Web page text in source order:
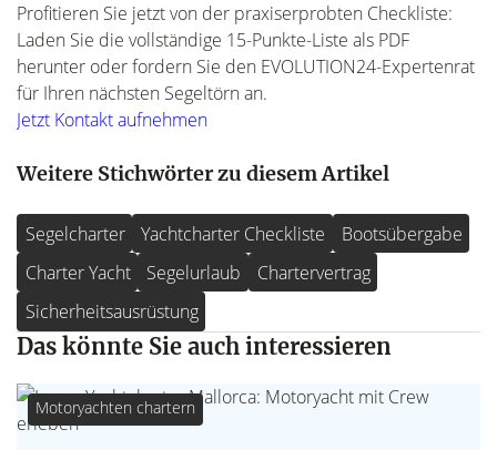
Profitieren Sie jetzt von der praxiserprobten Checkliste:
Laden Sie die vollständige 15-Punkte-Liste als PDF
herunter oder fordern Sie den EVOLUTION24-Expertenrat
für Ihren nächsten Segeltörn an.
Jetzt Kontakt aufnehmen
Weitere Stichwörter zu diesem Artikel
Segelcharter Yachtcharter Checkliste
Bootsübergabe
Charter Yacht
Segelurlaub
Chartervertrag
Sicherheitsausrüstung
Das könnte Sie auch interessieren
Motoryachten chartern